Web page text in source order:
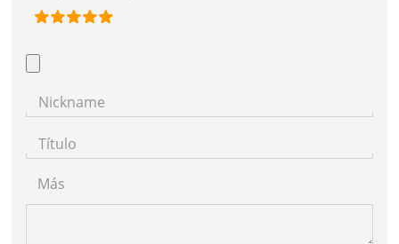
Nickname
Título
Más